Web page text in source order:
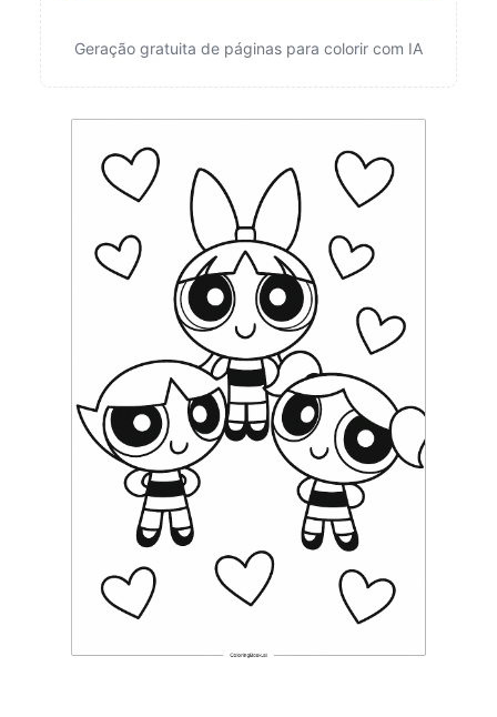
Geração gratuita de páginas para colorir com IA